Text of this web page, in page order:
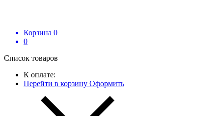
Корзина 0
0
Список товаров
К оплате:
Перейти в корзину Оформить